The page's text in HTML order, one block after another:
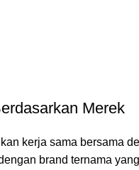
Merek
kerja sama bersama
brand ternama